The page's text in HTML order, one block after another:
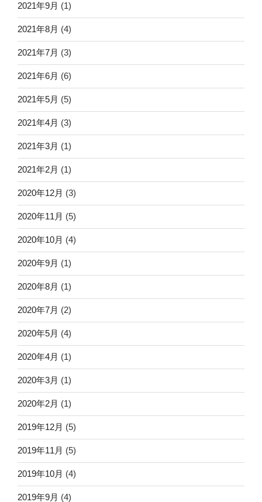
2021年9月 (1)
2021年8月 (4)
2021年7月 (3)
2021年6月 (6)
2021年5月 (5)
2021年4月 (3)
2021年3月 (1)
2021年2月 (1)
2020年12月 (3)
2020年11月 (5)
2020年10月 (4)
2020年9月 (1)
2020年8月 (1)
2020年7月 (2)
2020年5月 (4)
2020年4月 (1)
2020年3月 (1)
2020年2月 (1)
2019年12月 (5)
2019年11月 (5)
2019年10月 (4)
2019年9月 (4)